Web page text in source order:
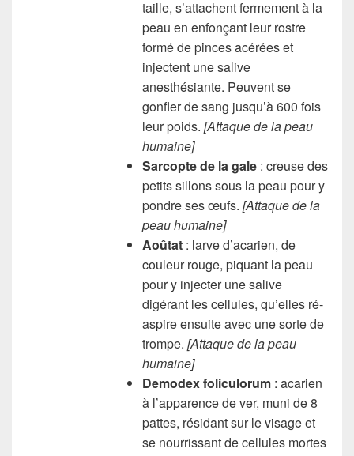
taille, s’attachent fermement à la
peau en enfonçant leur rostre
formé de pinces acérées et
injectent une salive
anesthésiante. Peuvent se
gonfler de sang jusqu’à 600 fois
leur poids. [Attaque de la peau
humaine]
Sarcopte de la gale : creuse des
petits sillons sous la peau pour y
pondre ses œufs. [Attaque de la
peau humaine]
Aoûtat : larve d’acarien, de
couleur rouge, piquant la peau
pour y injecter une salive
digérant les cellules, qu’elles ré-
aspire ensuite avec une sorte de
trompe. [Attaque de la peau
humaine]
Demodex foliculorum : acarien
à l’apparence de ver, muni de 8
pattes, résidant sur le visage et
se nourrissant de cellules mortes